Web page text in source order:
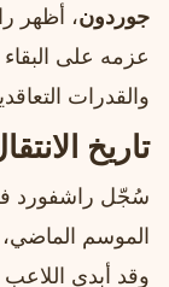
جوردون، أظهر
عزمه على
والقدرات
تاريخ
سُجّل راشفورد
الموسم الماضي،
وقد أبدى